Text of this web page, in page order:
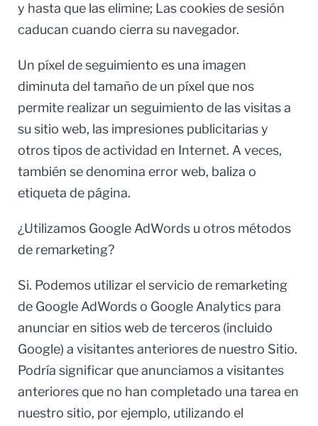
y hasta que las elimine; Las cookies de sesión
caducan cuando cierra su navegador.
Un píxel de seguimiento es una imagen
diminuta del tamaño de un píxel que nos
permite realizar un seguimiento de las visitas a
su sitio web, las impresiones publicitarias y
otros tipos de actividad en Internet. A veces,
también se denomina error web, baliza o
etiqueta de página.
¿Utilizamos Google AdWords u otros métodos
de remarketing?
Si. Podemos utilizar el servicio de remarketing
de Google AdWords o Google Analytics para
anunciar en sitios web de terceros (incluido
Google) a visitantes anteriores de nuestro Sitio.
Podría significar que anunciamos a visitantes
anteriores que no han completado una tarea en
nuestro sitio, por ejemplo, utilizando el